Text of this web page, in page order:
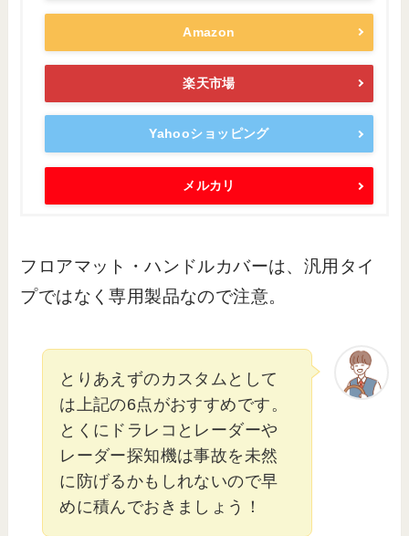
Amazon
楽天市場
Yahooショッピング
メルカリ
フロアマット・ハンドルカバーは、汎用タイ
プではなく専用製品なので注意。
とりあえずのカスタムとして
は上記の6点がおすすめです。
とくにドラレコとレーダーや
レーダー探知機は事故を未然
に防げるかもしれないので早
めに積んでおきましょう！